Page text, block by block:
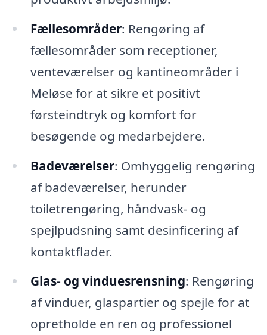
Fællesområder: Rengøring af
fællesområder som receptioner,
venteværelser og kantineområder i
Meløse for at sikre et positivt
førsteindtryk og komfort for
besøgende og medarbejdere.
Badeværelser: Omhyggelig rengøring
af badeværelser, herunder
toiletrengøring, håndvask- og
spejlpudsning samt desinficering af
kontaktflader.
Glas- og vinduesrensning: Rengøring
af vinduer, glaspartier og spejle for at
opretholde en ren og professionel